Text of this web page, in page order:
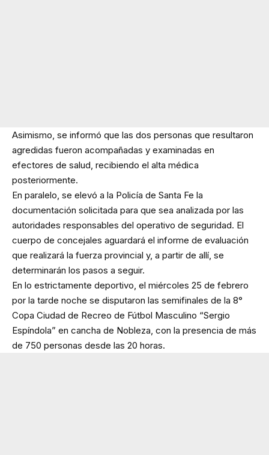
Asimismo, se informó que las dos personas que resultaron
agredidas fueron acompañadas y examinadas en
efectores de salud, recibiendo el alta médica
posteriormente.
En paralelo, se elevó a la Policía de Santa Fe la
documentación solicitada para que sea analizada por las
autoridades responsables del operativo de seguridad. El
cuerpo de concejales aguardará el informe de evaluación
que realizará la fuerza provincial y, a partir de allí, se
determinarán los pasos a seguir.
En lo estrictamente deportivo, el miércoles 25 de febrero
por la tarde noche se disputaron las semifinales de la 8°
Copa Ciudad de Recreo de Fútbol Masculino “Sergio
Espíndola” en cancha de Nobleza, con la presencia de más
de 750 personas desde las 20 horas.